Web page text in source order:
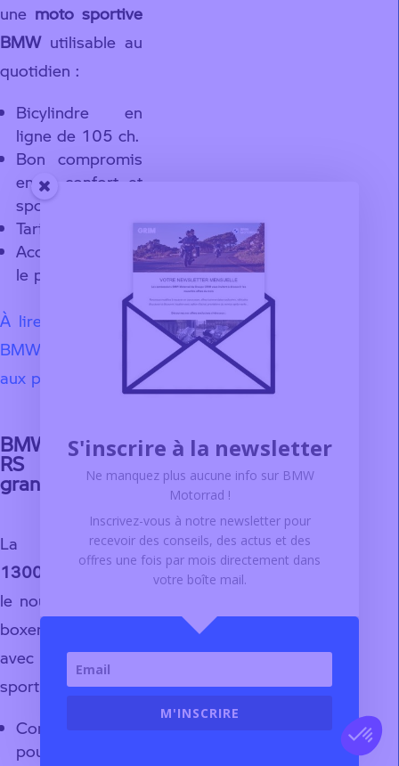
une moto sportive
BMWutilisable au
quotidien :
Bicylindre en
ligne de 105 ch.
Bon compromis
entre confort et
sportivité.
Tarif attractif.
Accessible avec
le permis A2.
À lire : Les motos
BMW accessibles
aux permis A2.
BMW R 1300
RS : sport et
grand tourisme
La nouvelleR
1300 RS
combine
le nouveau moteur
boxer de 145 ch
avec un carénage
sport :
Confortable
pour parcourir
S'inscrire à la newsletter
Ne manquez plus aucune info sur BMW
Motorrad !
Inscrivez-vous à notre newsletter pour
recevoir des conseils, des actus et des
offres une fois par mois directement dans
votre boîte mail.
M'INSCRIRE